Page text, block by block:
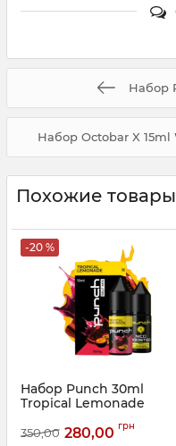
Набор
Набор Octobar X
Похожие товары
-20 %
Набор Punch 30ml
Tropical Lemonade
350,00 280,00 грн